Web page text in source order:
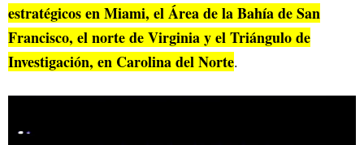
estratégicos en Miami, el Área de la Bahía de San
Francisco, el norte de Virginia y el Triángulo de
Investigación, en Carolina del Norte.